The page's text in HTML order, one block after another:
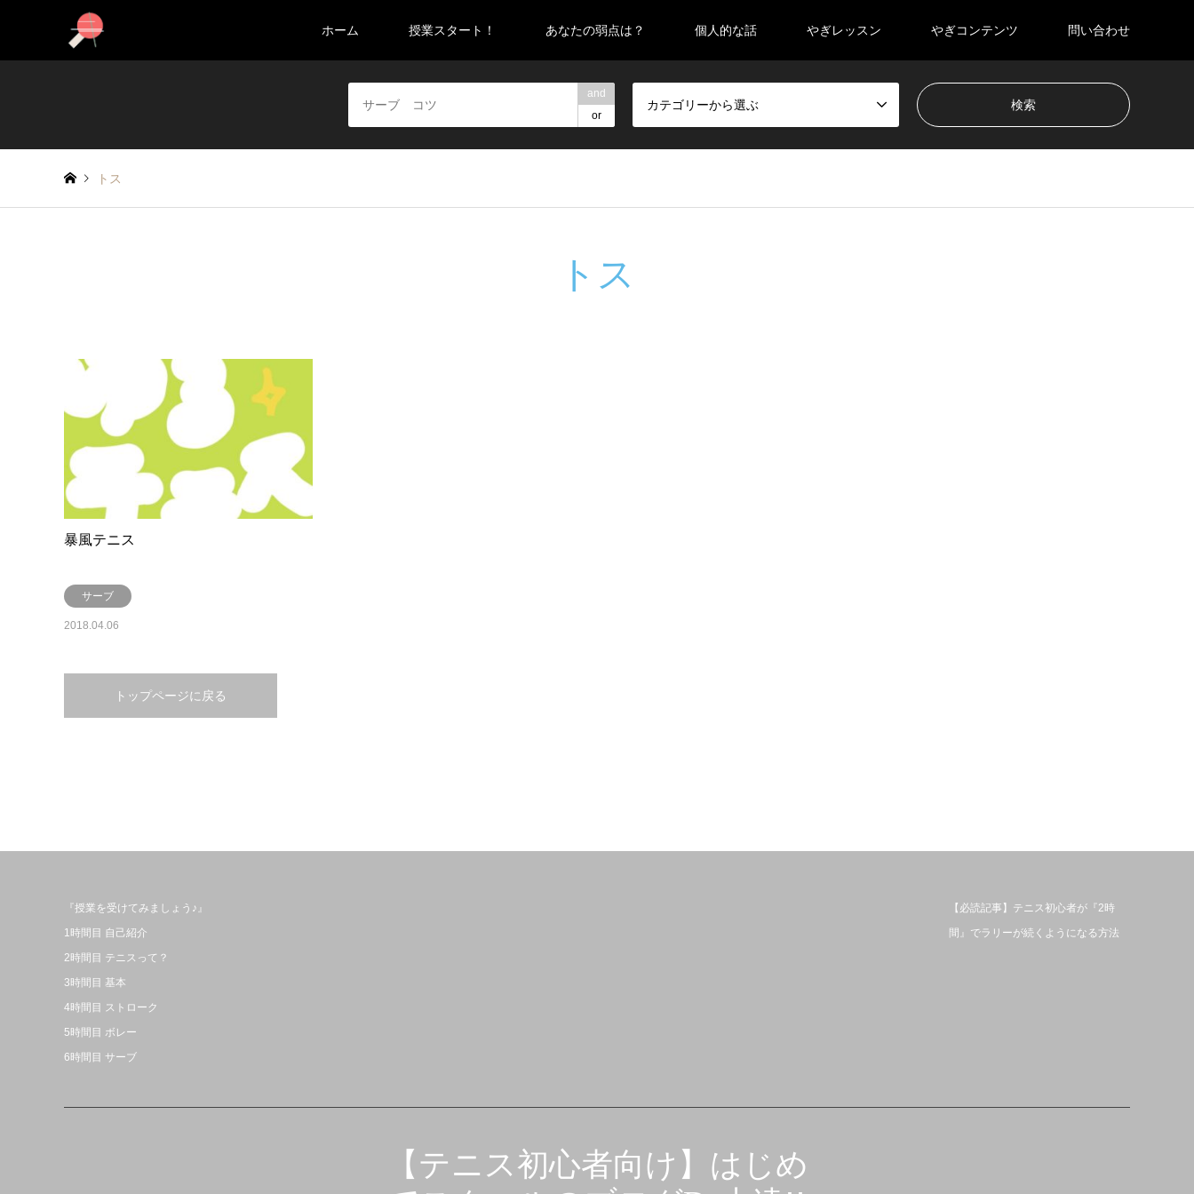
ホーム 授業スタート！ あなたの弱点は？ 個人的な話 やぎレッスン やぎコンテンツ 問い合わせ
and
or
カテゴリーから選ぶ
トス
トス
暴風テニス
サーブ
2018.04.06
トップページに戻る
『授業を受けてみましょう♪』
1時間目 自己紹介
2時間目 テニスって？
3時間目 基本
4時間目 ストローク
5時間目 ボレー
6時間目 サーブ
【必読記事】テニス初心者が『2時
間』でラリーが続くようになる方法
【テニス初心者向け】はじめ